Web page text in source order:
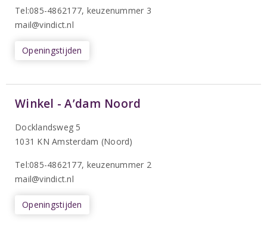
Tel:085-4862177, keuzenummer 3
mail@vindict.nl
Openingstijden
Winkel - A’dam Noord
Docklandsweg 5
1031 KN Amsterdam (Noord)
Tel:085-4862177, keuzenummer 2
mail@vindict.nl
Openingstijden